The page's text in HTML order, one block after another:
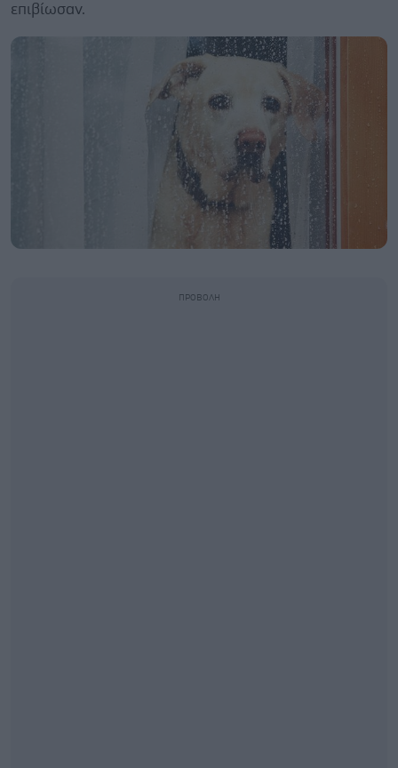
επιβίωσαν.